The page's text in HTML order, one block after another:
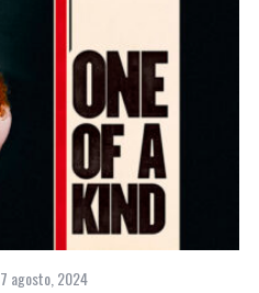
7 agosto, 2024